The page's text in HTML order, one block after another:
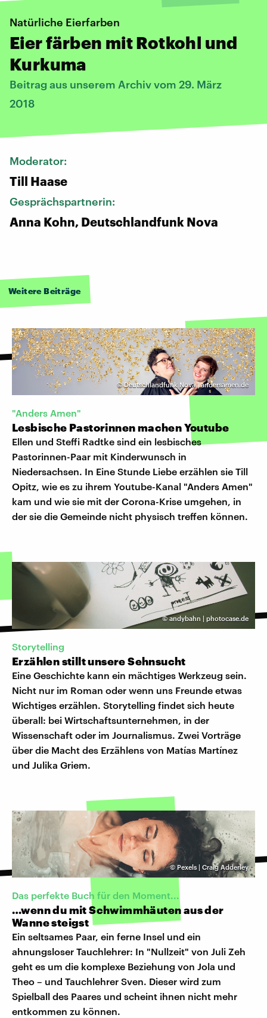
Natürliche Eierfarben
Eier färben mit Rotkohl und
Kurkuma
Beitrag aus unserem Archiv vom 29. März
2018
Moderator:
Till Haase
Gesprächspartnerin:
Anna Kohn, Deutschlandfunk Nova
Weitere Beiträge
©Deutschlandfunk Nova | andersamen.de
"Anders Amen"
Lesbische Pastorinnen machen Youtube
Ellen und Steffi Radtke sind ein lesbisches
Pastorinnen-Paar mit Kinderwunsch in
Niedersachsen. In Eine Stunde Liebe erzählen sie Till
Opitz, wie es zu ihrem Youtube-Kanal "Anders Amen"
kam und wie sie mit der Corona-Krise umgehen, in
der sie die Gemeinde nicht physisch treffen können.
©andybahn | photocase.de
Storytelling
Erzählen stillt unsere Sehnsucht
Eine Geschichte kann ein mächtiges Werkzeug sein.
Nicht nur im Roman oder wenn uns Freunde etwas
Wichtiges erzählen. Storytelling findet sich heute
überall: bei Wirtschaftsunternehmen, in der
Wissenschaft oder im Journalismus. Zwei Vorträge
über die Macht des Erzählens von Matías Martínez
und Julika Griem.
©Pexels | Craig Adderley
Das perfekte Buch für den Moment...
…wenn du mit Schwimmhäuten aus der
Wanne steigst
Ein seltsames Paar, ein ferne Insel und ein
ahnungsloser Tauchlehrer: In "Nullzeit" von Juli Zeh
geht es um die komplexe Beziehung von Jola und
Theo – und Tauchlehrer Sven. Dieser wird zum
Spielball des Paares und scheint ihnen nicht mehr
entkommen zu können.